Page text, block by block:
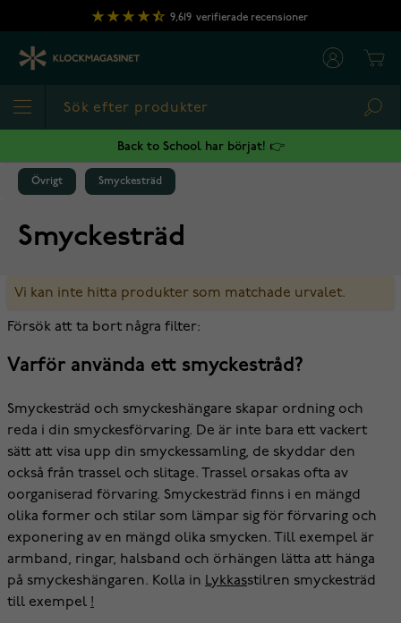
Hoppa till innehållet
9,619 verifierade recensioner
Back to School har börjat! 👉
Övrigt Smyckesträd
Smyckesträd
Vi kan inte hitta produkter som matchade urvalet.
Försök att ta bort några filter:
Varför använda ett smyckestråd?
Smyckesträd och smyckeshängare skapar ordning och
reda i din smyckesförvaring. De är inte bara ett vackert
sätt att visa upp din smyckessamling, de skyddar den
också från trassel och slitage. Trassel orsakas ofta av
oorganiserad förvaring. Smyckesträd finns i en mängd
olika former och stilar som lämpar sig för förvaring och
exponering av en mängd olika smycken. Till exempel är
armband, ringar, halsband och örhängen lätta att hänga
på smyckeshängaren. Kolla in Lykkasstilren smyckesträd
till exempel !